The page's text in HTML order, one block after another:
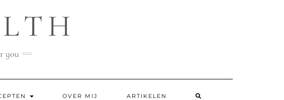
you
OVER MIJ ARTIKELEN